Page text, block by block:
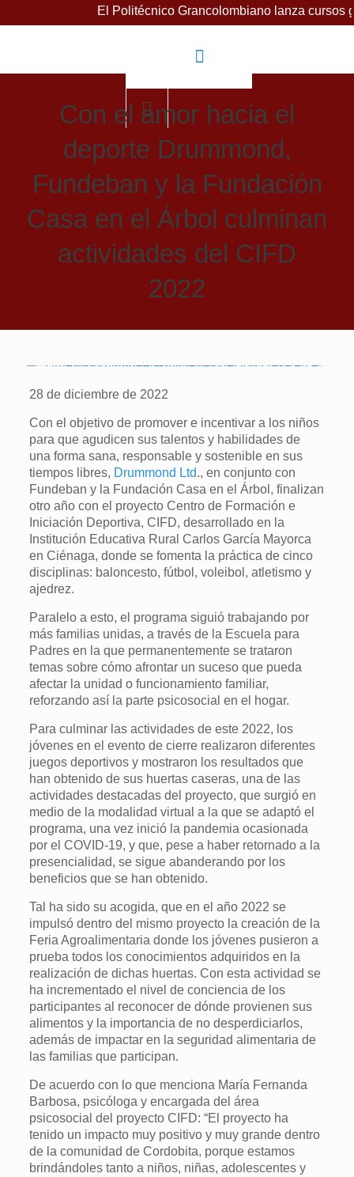
El Politécnico Grancolombiano lanza cursos gratuitos
Con el amor hacia el
deporte Drummond,
Fundeban y la Fundación
Casa en el Árbol culminan
actividades del CIFD
2022
28 de diciembre de 2022
Con el objetivo de promover e incentivar a los niños
para que agudicen sus talentos y habilidades de
una forma sana, responsable y sostenible en sus
tiempos libres, Drummond Ltd., en conjunto con
Fundeban y la Fundación Casa en el Árbol, finalizan
otro año con el proyecto Centro de Formación e
Iniciación Deportiva, CIFD, desarrollado en la
Institución Educativa Rural Carlos García Mayorca
en Ciénaga, donde se fomenta la práctica de cinco
disciplinas: baloncesto, fútbol, voleibol, atletismo y
ajedrez.
Paralelo a esto, el programa siguió trabajando por
más familias unidas, a través de la Escuela para
Padres en la que permanentemente se trataron
temas sobre cómo afrontar un suceso que pueda
afectar la unidad o funcionamiento familiar,
reforzando así la parte psicosocial en el hogar.
Para culminar las actividades de este 2022, los
jóvenes en el evento de cierre realizaron diferentes
juegos deportivos y mostraron los resultados que
han obtenido de sus huertas caseras, una de las
actividades destacadas del proyecto, que surgió en
medio de la modalidad virtual a la que se adaptó el
programa, una vez inició la pandemia ocasionada
por el COVID-19, y que, pese a haber retornado a la
presencialidad, se sigue abanderando por los
beneficios que se han obtenido.
Tal ha sido su acogida, que en el año 2022 se
impulsó dentro del mismo proyecto la creación de la
Feria Agroalimentaria donde los jóvenes pusieron a
prueba todos los conocimientos adquiridos en la
realización de dichas huertas. Con esta actividad se
ha incrementado el nivel de conciencia de los
participantes al reconocer de dónde provienen sus
alimentos y la importancia de no desperdiciarlos,
además de impactar en la seguridad alimentaria de
las familias que participan.
De acuerdo con lo que menciona María Fernanda
Barbosa, psicóloga y encargada del área
psicosocial del proyecto CIFD: “El proyecto ha
tenido un impacto muy positivo y muy grande dentro
de la comunidad de Cordobita, porque estamos
brindándoles tanto a niños, niñas, adolescentes y